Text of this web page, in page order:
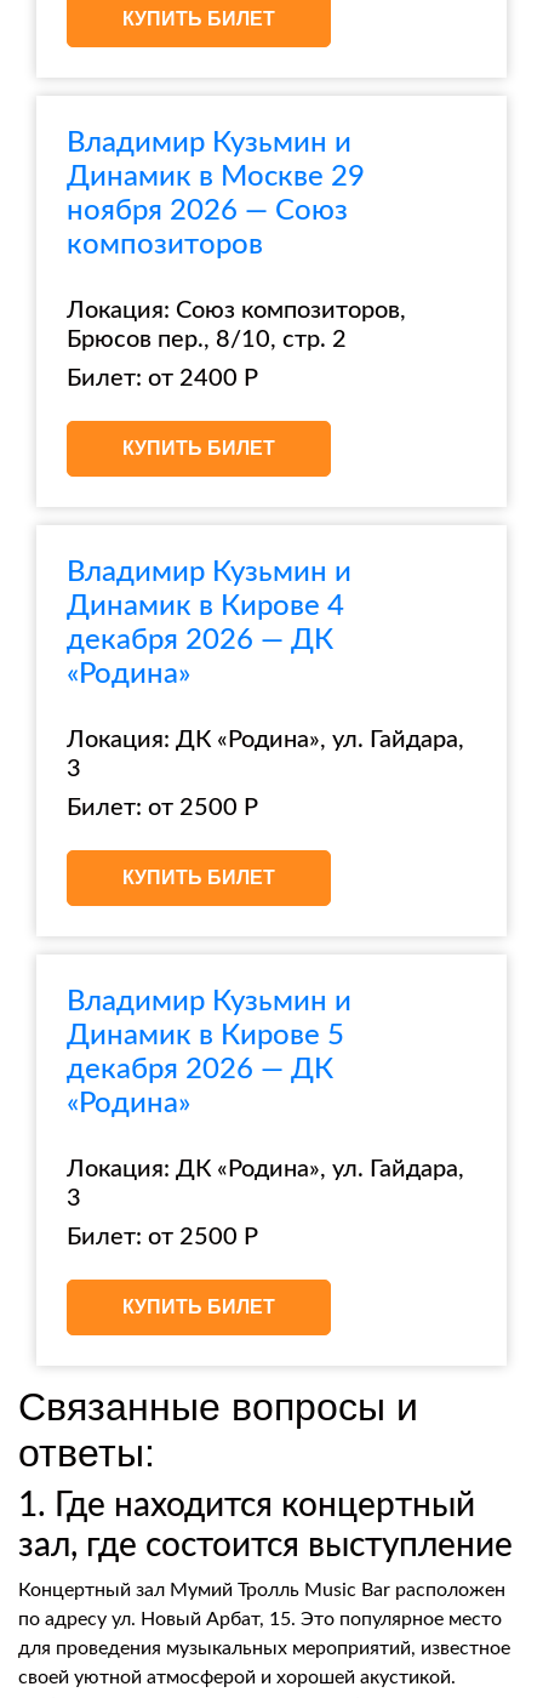
КУПИТЬ БИЛЕТ
Владимир Кузьмин и
Динамик в Москве 29
ноября 2026 — Союз
композиторов
Локация: Союз композиторов,
Брюсов пер., 8/10, стр. 2
Билет: от 2400 Р
КУПИТЬ БИЛЕТ
Владимир Кузьмин и
Динамик в Кирове 4
декабря 2026 — ДК
«Родина»
Локация: ДК «Родина», ул. Гайдара,
3
Билет: от 2500 Р
КУПИТЬ БИЛЕТ
Владимир Кузьмин и
Динамик в Кирове 5
декабря 2026 — ДК
«Родина»
Локация: ДК «Родина», ул. Гайдара,
3
Билет: от 2500 Р
КУПИТЬ БИЛЕТ
Связанные вопросы и
ответы:
1. Где находится концертный
зал, где состоится выступление
Концертный зал Мумий Тролль Music Bar расположен
по адресу ул. Новый Арбат, 15. Это популярное место
для проведения музыкальных мероприятий, известное
своей уютной атмосферой и хорошей акустикой.